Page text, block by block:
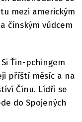
mezi americkým
čínským vůdcem
Ťin-pchingem
příští měsíc a na
Čínu. Lídři se
do Spojených